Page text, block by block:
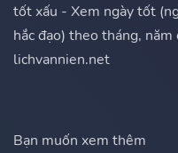
tốt xấu - Xem ngày tốt
hắc đạo) theo tháng,
lichvannien.net
Bạn muốn xem thêm